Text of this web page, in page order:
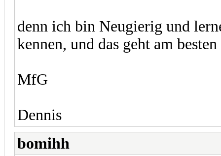
denn ich bin Neugierig und
kennen, und das geht am
MfG
Dennis
bomihh